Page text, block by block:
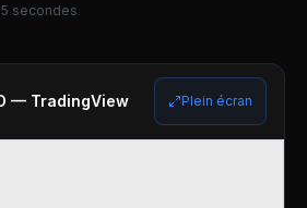
secondes
— TradingView Plein écran